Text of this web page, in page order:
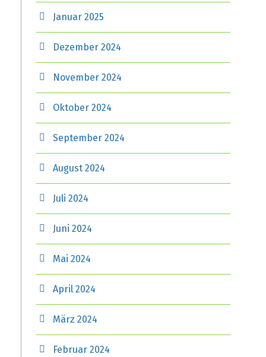
Januar 2025
Dezember 2024
November 2024
Oktober 2024
September 2024
August 2024
Juli 2024
Juni 2024
Mai 2024
April 2024
März 2024
Februar 2024